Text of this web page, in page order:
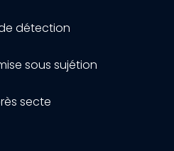
détection
sous sujétion
secte